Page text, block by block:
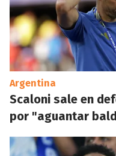
Argentina
Scaloni sale en
por "aguantar